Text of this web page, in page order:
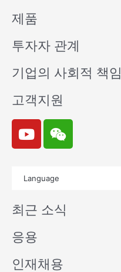
제품
투자자 관계
기업의 사회적 책임
고객지원
Y
o
u
e
W
e
i
n
Language
최근 소식
응용
인재채용